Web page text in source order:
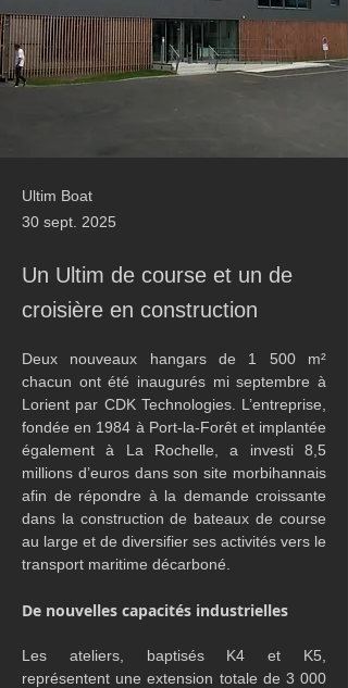
Ultim Boat
30 sept. 2025
Un Ultim de course et un de
croisière en construction
Deux nouveaux hangars de 1 500 m²
chacun ont été inaugurés mi septembre à
Lorient par CDK Technologies. L’entreprise,
fondée en 1984 à Port-la-Forêt et implantée
également à La Rochelle, a investi 8,5
millions d’euros dans son site morbihannais
afin de répondre à la demande croissante
dans la construction de bateaux de course
au large et de diversifier ses activités vers le
transport maritime décarboné.
De nouvelles capacités industrielles
Les ateliers, baptisés K4 et K5,
représentent une extension totale de 3 000